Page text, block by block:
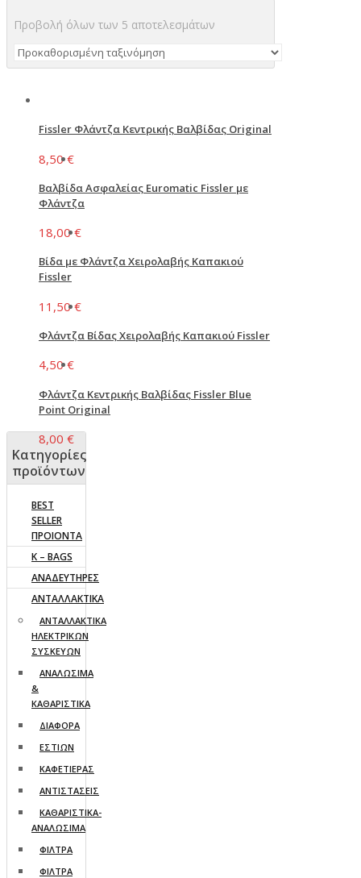
Προβολή όλων των 5 αποτελεσμάτων
Fissler Φλάντζα Κεντρικής Βαλβίδας Original
8,50€
Βαλβίδα Ασφαλείας Euromatic Fissler με
Φλάντζα
18,00€
Βίδα με Φλάντζα Χειρολαβής Καπακιού
Fissler
11,50€
Φλάντζα Βίδας Χειρολαβής Καπακιού Fissler
4,50€
Φλάντζα Κεντρικής Βαλβίδας Fissler Blue
Point Original
8,00 €
Κατηγορίες
προϊόντων
BEST
SELLER
ΠΡΟΙΟΝΤΑ
K – BAGS
ΑΝΑΔΕΥΤΗΡΕΣ
ΑΝΤΑΛΛΑΚΤΙΚΑ
AΝΤΑΛΛΑΚΤΙΚΑ
ΗΛΕΚΤΡΙΚΩΝ
ΣΥΣΚΕΥΩΝ
ΑΝΑΛΩΣΙΜΑ
&
ΚΑΘΑΡΙΣΤΙΚΑ
ΔΙΑΦΟΡΑ
ΕΣΤΙΩΝ
ΚΑΦΕΤΙΕΡΑΣ
ΑΝΤΙΣΤΑΣΕΙΣ
ΚΑΘΑΡΙΣΤΙΚΑ-
ΑΝΑΛΩΣΙΜΑ
ΦΙΛΤΡΑ
ΦΙΛΤΡΑ